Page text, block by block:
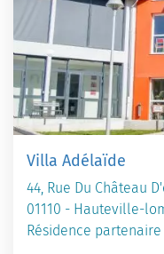
Villa Adélaïde
44, Rue Du Château
01110 - Hauteville-
Résidence partenaire